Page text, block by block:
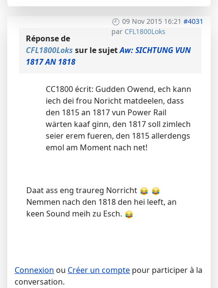
09 Nov 2015 16:21 #4031
par CFL1800Loks
Réponse de
CFL1800Loks sur le sujetAw: SICHTUNG VUN
1817 AN 1818
CC1800 écrit: Gudden Owend, ech kann
iech dei frou Noricht matdeelen, dass
den 1815 an 1817 vun Power Rail
wärten kaaf ginn, den 1817 soll zimlech
seier erem fueren, den 1815 allerdengs
emol am Moment nach net!
Daat ass eng traureg Norricht
Nemmen nach den 1818 den hei leeft, an
keen Sound meih zu Esch.
Connexion ou Créer un compte pour participer à la
conversation.